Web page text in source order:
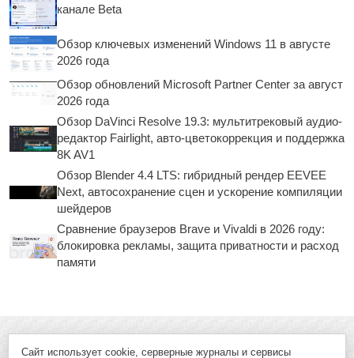
канале Beta
Обзор ключевых изменений Windows 11 в августе
2026 года
Обзор обновлений Microsoft Partner Center за август
2026 года
Обзор DaVinci Resolve 19.3: мультитрековый аудио-
редактор Fairlight, авто-цветокоррекция и поддержка
8K AV1
Обзор Blender 4.4 LTS: гибридный рендер EEVEE
Next, автосохранение сцен и ускорение компиляции
шейдеров
Сравнение браузеров Brave и Vivaldi в 2026 году:
блокировка рекламы, защита приватности и расход
памяти
Сайт использует cookie, серверные журналы и сервисы